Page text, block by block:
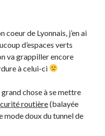
coeur de Lyonnais, j’en ai
d’espaces verts
va grappiller encore
à celui-ci
grand chose à se mettre
routière(balayée
mode doux du tunnel de